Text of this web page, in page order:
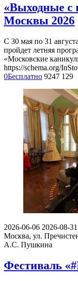
«Выходные с
Москвы 2026
С 30 мая по 31
пройдет летняя
«Московские
https://schema.org/
0Бесплатно 9247 129
2026-06-06 2026-08-31
Москва, ул.
А.С. Пушкина
Фестиваль